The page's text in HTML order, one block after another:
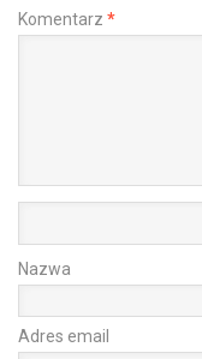
Komentarz *
Nazwa
Adres email